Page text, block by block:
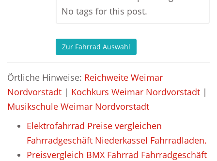
No tags for this post.
Zur Fahrrad Auswahl
Örtliche Hinweise: Reichweite Weimar
Nordvorstadt | Kochkurs Weimar Nordvorstadt |
Musikschule Weimar Nordvorstadt
Elektrofahrrad Preise vergleichen
Fahrradgeschäft Niederkassel Fahrradladen.
Preisvergleich BMX Fahrrad Fahrradgeschäft